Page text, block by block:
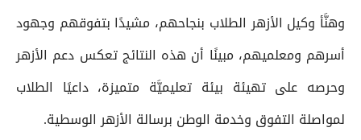
وهنَّأ وكيل الأزهر الطلاب بنجاحهم، مشيدًا بتفوقهم وجهود
أسرهم ومعلميهم، مبينًا أن هذه النتائج تعكس دعم الأزهر
وحرصه على تهيئة بيئة تعليميَّة متميزة، داعيًا الطلاب
لمواصلة التفوق وخدمة الوطن برسالة الأزهر الوسطية.